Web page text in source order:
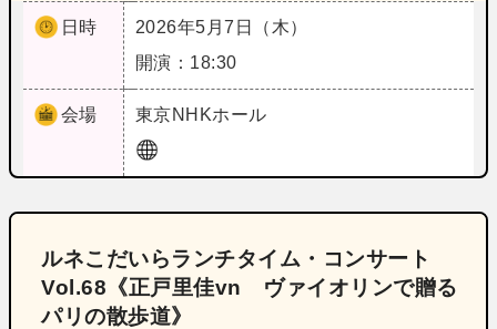
日時
2026年5月7日（木）
開演：18:30
会場 東京NHKホール
ルネこだいらランチタイム・コンサート
Vol.68《正戸里佳vn ヴァイオリンで贈る
パリの散歩道》